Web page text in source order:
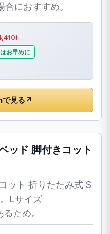
におすすめ。
お早めに
見る ↗
ッド 脚付きコット
ット 折りたたみ式 S
Lサイズ
ため。